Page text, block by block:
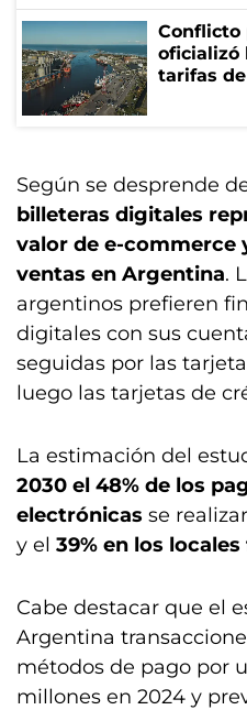
Conflicto
oficializó
tarifas
Según se desprende
billeteras digitales
valor de e-commerce
ventas en Argentina.
argentinos prefieren
digitales con sus
seguidas por las
luego las tarjetas de
La estimación del
2030 el 48% de los
electrónicas se
y el 39% en los
Cabe destacar que el
Argentina
métodos de pago por
millones en 2024 y